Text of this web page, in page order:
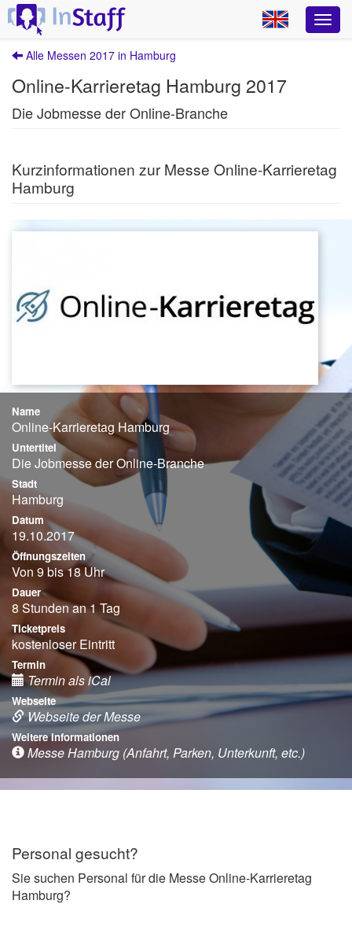
Alle Messen 2017 in Hamburg
Online-Karrieretag Hamburg 2017
Die Jobmesse der Online-Branche
Kurzinformationen zur Messe Online-Karrieretag
Hamburg
Name
Online-Karrieretag Hamburg
Untertitel
Die Jobmesse der Online-Branche
Stadt
Hamburg
Datum
19.10.2017
Öffnungszeiten
Von 9 bis 18 Uhr
Dauer
8 Stunden an 1 Tag
Ticketpreis
kostenloser Eintritt
Termin
Termin als iCal
Webseite
Webseite der Messe
Weitere Informationen
Messe Hamburg (Anfahrt, Parken, Unterkunft, etc.)
Personal gesucht?
Sie suchen Personal für die Messe Online-Karrieretag
Hamburg?